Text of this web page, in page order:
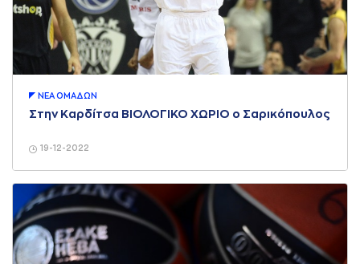
19-12-2022
ΝΕA ΟΜAΔΩΝ
Στην Καρδίτσα ΒΙΟΛΟΓΙΚΟ ΧΩΡΙΟ ο Σαρικόπουλος